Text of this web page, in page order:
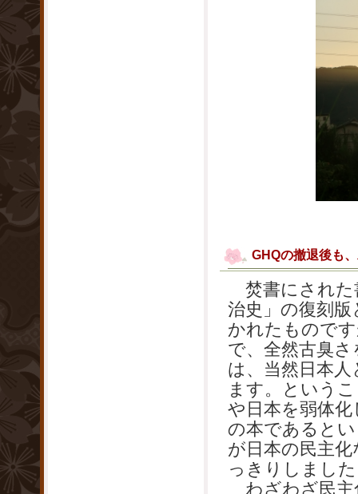
GHQの撤退後も
焚書にされた
治史」の復刻
かれたもので
で、全然古臭
は、当然日本
ます。という
や日本を弱体
の本であると
が日本の民主
っきりしまし
わざわざ民主